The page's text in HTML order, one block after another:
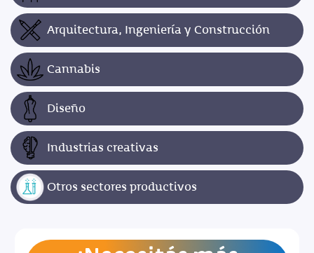
Arquitectura, Ingeniería y Construcción
Cannabis
Diseño
Industrias creativas
Otros sectores productivos